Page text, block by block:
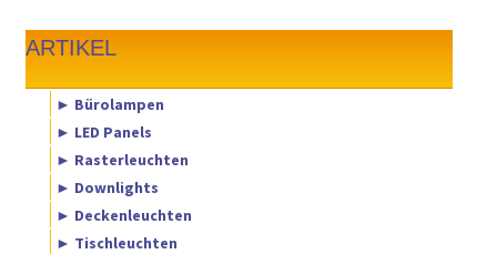
ARTIKEL
► Bürolampen
► LED Panels
► Rasterleuchten
► Downlights
► Deckenleuchten
► Tischleuchten